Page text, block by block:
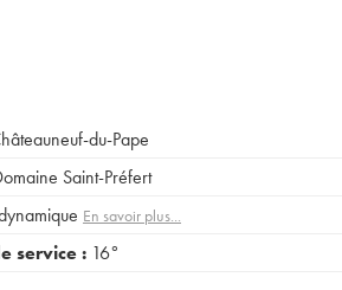
du-Pape
Saint-Préfert
En savoir plus...
service : 16°